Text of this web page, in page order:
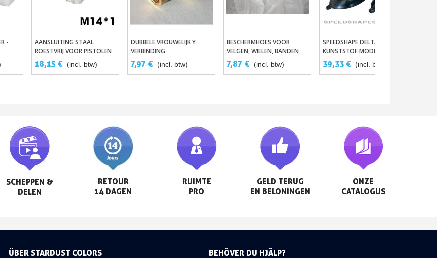
-
In Winkelwagen
AANSLUITING STAAL
ROESTVRIJ VOOR PISTOLEN
HVLP EN WEGWERPBEKERS
UIT ECO ASSORTIMENT
18,15 € (incl. btw)
In Winkelwagen
DUBBELE VROUWELIJK Y
VERBINDING
7,97 € (incl. btw)
In Winkelwagen
BESCHERMHOES VOOR
VELGEN, WIELEN, BANDEN
7,87 € (incl. btw)
In Winkelwagen
SPEEDSHAPE DELTA -
KUNSTSTOF MODEL OM
ZWART OF WIT TE
SCHILDEREN
39,33 € (incl. btw)
SCHEPPEN &
DELEN
RETOUR
14 DAGEN
RUIMTE
PRO
GELD TERUG
EN BELONINGEN
ONZE
CATALOGUS
ÜBER STARDUST COLORS BEHÖVER DU HJÄLP?